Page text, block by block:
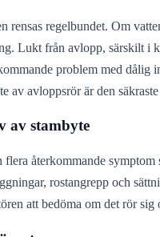
rensas regelbundet. Om
Lukt från avlopp, särskilt
problem med
av avloppsrör är den
av stambyte
återkommande
rostangrepp och
att bedöma om det rör